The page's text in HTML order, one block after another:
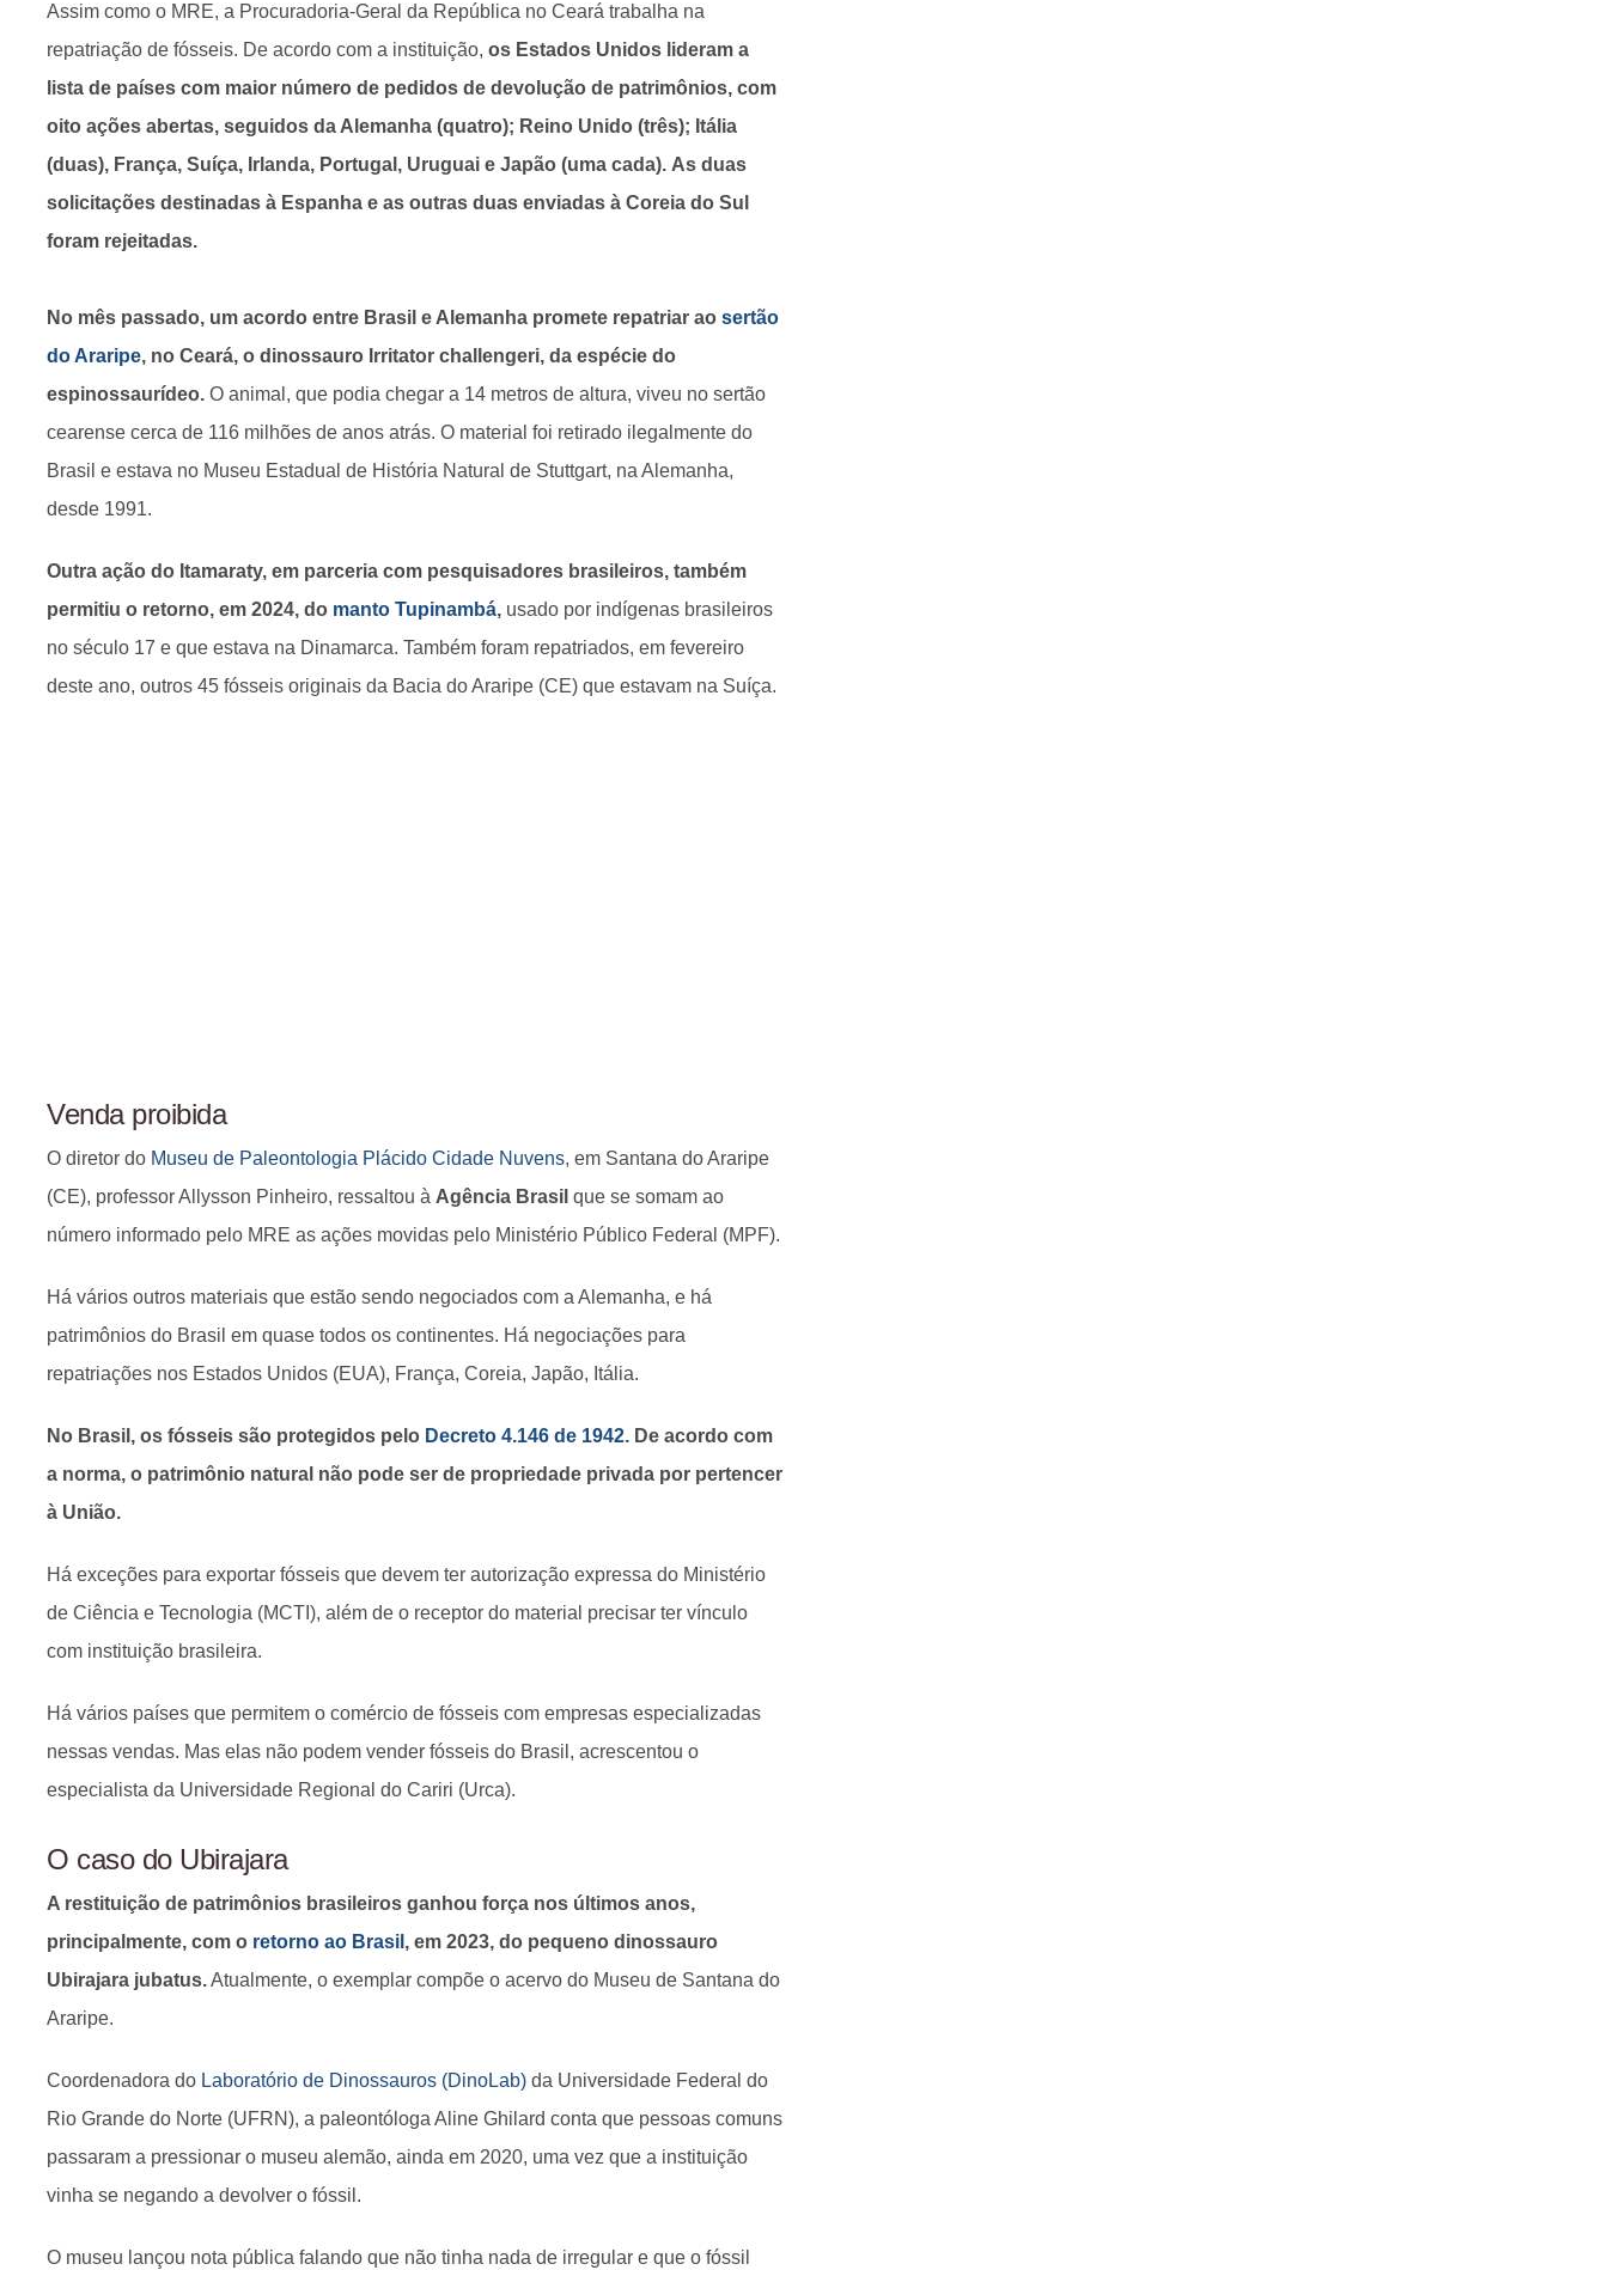
Assim como o MRE, a Procuradoria-Geral da República no Ceará trabalha na
repatriação de fósseis. De acordo com a instituição, os Estados Unidos lideram a
lista de países com maior número de pedidos de devolução de patrimônios, com
oito ações abertas, seguidos da Alemanha (quatro); Reino Unido (três); Itália
(duas), França, Suíça, Irlanda, Portugal, Uruguai e Japão (uma cada). As duas
solicitações destinadas à Espanha e as outras duas enviadas à Coreia do Sul
foram rejeitadas.
No mês passado, um acordo entre Brasil e Alemanha promete repatriar ao sertão
do Araripe, no Ceará, o dinossauro Irritator challengeri, da espécie do
espinossaurídeo. O animal, que podia chegar a 14 metros de altura, viveu no sertão
cearense cerca de 116 milhões de anos atrás. O material foi retirado ilegalmente do
Brasil e estava no Museu Estadual de História Natural de Stuttgart, na Alemanha,
desde 1991.
Outra ação do Itamaraty, em parceria com pesquisadores brasileiros, também
permitiu o retorno, em 2024, do manto Tupinambá, usado por indígenas brasileiros
no século 17 e que estava na Dinamarca. Também foram repatriados, em fevereiro
deste ano, outros 45 fósseis originais da Bacia do Araripe (CE) que estavam na Suíça.
Venda proibida
O diretor do Museu de Paleontologia Plácido Cidade Nuvens, em Santana do Araripe
(CE), professor Allysson Pinheiro, ressaltou à Agência Brasil que se somam ao
número informado pelo MRE as ações movidas pelo Ministério Público Federal (MPF).
Há vários outros materiais que estão sendo negociados com a Alemanha, e há
patrimônios do Brasil em quase todos os continentes. Há negociações para
repatriações nos Estados Unidos (EUA), França, Coreia, Japão, Itália.
No Brasil, os fósseis são protegidos pelo Decreto 4.146 de 1942. De acordo com
a norma, o patrimônio natural não pode ser de propriedade privada por pertencer
à União.
Há exceções para exportar fósseis que devem ter autorização expressa do Ministério
de Ciência e Tecnologia (MCTI), além de o receptor do material precisar ter vínculo
com instituição brasileira.
Há vários países que permitem o comércio de fósseis com empresas especializadas
nessas vendas. Mas elas não podem vender fósseis do Brasil, acrescentou o
especialista da Universidade Regional do Cariri (Urca).
O caso do Ubirajara
A restituição de patrimônios brasileiros ganhou força nos últimos anos,
principalmente, com o retorno ao Brasil , em 2023, do pequeno dinossauro
Ubirajara jubatus.Atualmente, o exemplar compõe o acervo do Museu de Santana do
Araripe.
Coordenadora do Laboratório de Dinossauros (DinoLab) da Universidade Federal do
Rio Grande do Norte (UFRN), a paleontóloga Aline Ghilard conta que pessoas comuns
passaram a pressionar o museu alemão, ainda em 2020, uma vez que a instituição
vinha se negando a devolver o fóssil.
O museu lançou nota pública falando que não tinha nada de irregular e que o fóssil